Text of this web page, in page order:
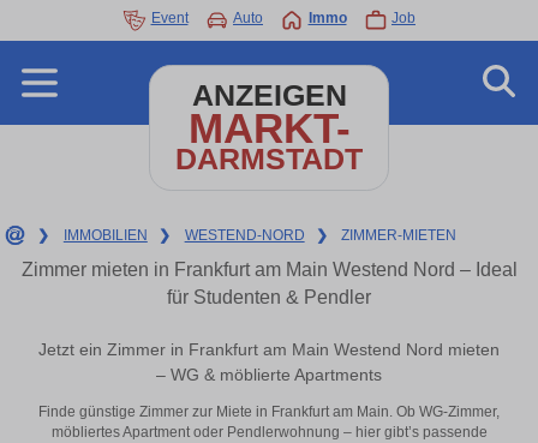
Event Auto Immo Job
ANZEIGEN
MARKT-
DARMSTADT
❯ IMMOBILIEN ❯ WESTEND-NORD ❯ ZIMMER-MIETEN
Zimmer mieten in Frankfurt am Main Westend Nord – Ideal
für Studenten & Pendler
Jetzt ein Zimmer in Frankfurt am Main Westend Nord mieten
– WG & möblierte Apartments
Finde günstige Zimmer zur Miete in Frankfurt am Main. Ob WG-Zimmer,
möbliertes Apartment oder Pendlerwohnung – hier gibt’s passende